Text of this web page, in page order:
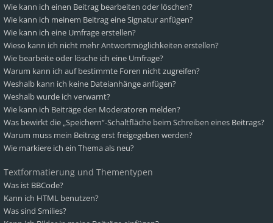
Wie kann ich einen Beitrag bearbeiten oder löschen?
Wie kann ich meinem Beitrag eine Signatur anfügen?
Wie kann ich eine Umfrage erstellen?
Wieso kann ich nicht mehr Antwortmöglichkeiten erstellen?
Wie bearbeite oder lösche ich eine Umfrage?
Warum kann ich auf bestimmte Foren nicht zugreifen?
Weshalb kann ich keine Dateianhänge anfügen?
Weshalb wurde ich verwarnt?
Wie kann ich Beiträge den Moderatoren melden?
Was bewirkt die „Speichern“-Schaltfläche beim Schreiben eines Beitrags?
Warum muss mein Beitrag erst freigegeben werden?
Wie markiere ich ein Thema als neu?
Textformatierung und Thementypen
Was ist BBCode?
Kann ich HTML benutzen?
Was sind Smilies?